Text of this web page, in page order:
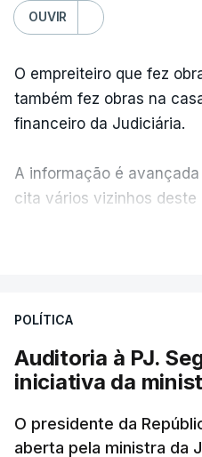
OUVIR
O empreiteiro que fez
também fez obras na
financeiro da Judiciária.
A informação é
cita vários vizinhos deste
apreendido numa
POLÍTICA
Auditoria à PJ.
iniciativa da
O presidente da
aberta pela ministra da